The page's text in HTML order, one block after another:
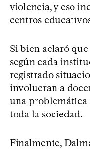
violencia, y eso
centros
Si bien aclaró
según cada
registrado
involucran a
una problemática
toda la sociedad.
Finalmente,